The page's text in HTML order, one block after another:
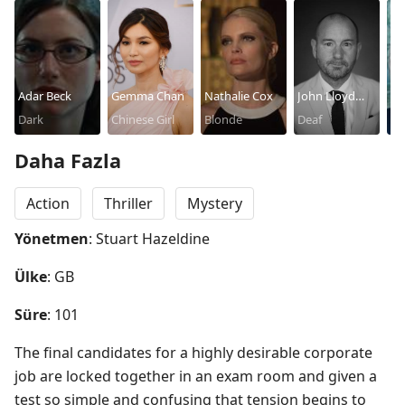
Adar Beck
Dark
Gemma Chan
Chinese Girl
Nathalie Cox
Blonde
John Lloyd
Fillingham
Deaf
Daha Fazla
Action Thriller
Mystery
Yönetmen: Stuart Hazeldine
Ülke: GB
Süre: 101
The final candidates for a highly desirable corporate
job are locked together in an exam room and given a
test so simple and confusing that tension begins to